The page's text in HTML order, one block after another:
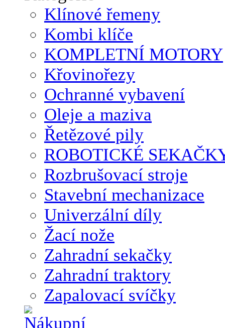
Klínové řemeny
Kombi klíče
KOMPLETNÍ MOTORY
Křovinořezy
Ochranné vybavení
Oleje a maziva
Řetězové pily
ROBOTICKÉ
Rozbrušovací stroje
Stavební mechanizace
Univerzální díly
Žací nože
Zahradní sekačky
Zahradní traktory
Zapalovací svíčky